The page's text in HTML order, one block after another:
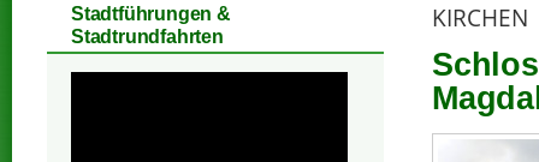
KIRCHEN
Stadtführungen &
Stadtrundfahrten